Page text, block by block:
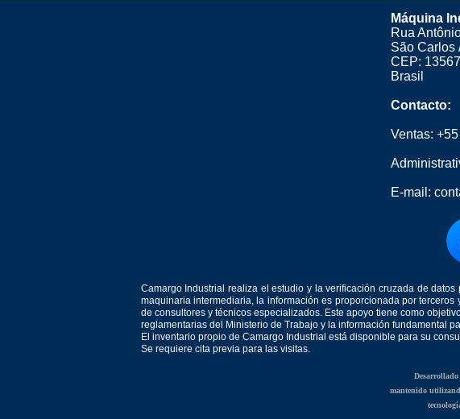
Máquina
Rua
São Carlos
CEP:
Brasil
Contacto:
Ventas:
E-mail:
Camargo Industrial realiza el estudio y la verificación cruzada de
maquinaria intermediaria, la información es proporcionada por
de consultores y técnicos especializados. Este apoyo tiene como
reglamentarias del Ministerio de Trabajo y la información fundamental
El inventario propio de Camargo Industrial está disponible para su
Se requiere cita previa para las visitas.
Desarrollado
mantenido